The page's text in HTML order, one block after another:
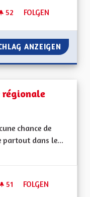
52 52 FOLLOWER
FOLGEN
NON AU RETOUR
ANZEIGEN NON
chance de
partout dans le...
51 51 FOLLOWER
FOLGEN
COOFFICIALITÉ DE